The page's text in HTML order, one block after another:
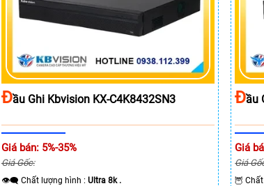
ĐẦu Ghi Kbvision KX-C4K8432SN3
Giá bán: 5%-35%
Giá Gốc:
👁️‍🗨 Chất lượng hình : Ultra 8k .
ĐẦu
Giá
Giá
🦉